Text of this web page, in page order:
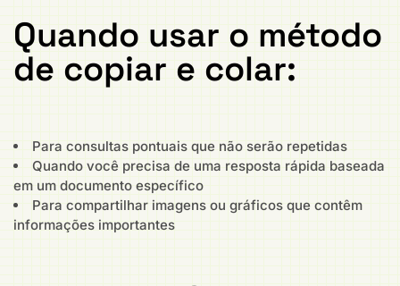
Quando usar o método
de copiar e colar:
Para consultas pontuais que não serão repetidas
Quando você precisa de uma resposta rápida baseada
em um documento específico
Para compartilhar imagens ou gráficos que contêm
informações importantes